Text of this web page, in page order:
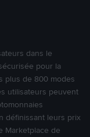
dans le
pour la
plus de 800 modes
utilisateurs peuvent
définissant leurs prix
Marketplace de